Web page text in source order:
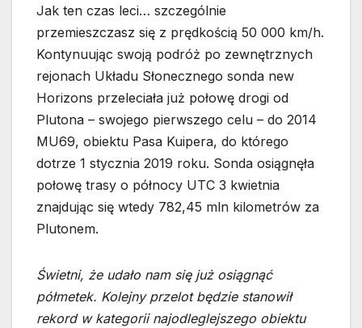
Jak ten czas leci… szczególnie
przemieszczasz się z prędkością 50 000 km/h.
Kontynuując swoją podróż po zewnętrznych
rejonach Układu Słonecznego sonda new
Horizons przeleciała już połowę drogi od
Plutona – swojego pierwszego celu – do 2014
MU69, obiektu Pasa Kuipera, do którego
dotrze 1 stycznia 2019 roku. Sonda osiągnęła
połowę trasy o północy UTC 3 kwietnia
znajdując się wtedy 782,45 mln kilometrów za
Plutonem.
Świetni, że udało nam się już osiągnąć
półmetek. Kolejny przelot będzie stanowił
rekord w kategorii najodleglejszego obiektu